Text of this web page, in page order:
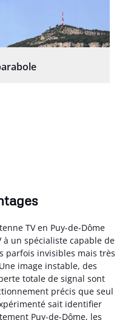
TV en Puy-de-Dôme
à un spécialiste capable de
parfois invisibles mais très
image instable, des
totale de signal sont
précis que seul
sait identifier
Puy-de-Dôme, les